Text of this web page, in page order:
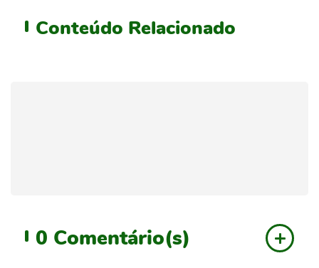
Conteúdo Relacionado
0 Comentário(s)